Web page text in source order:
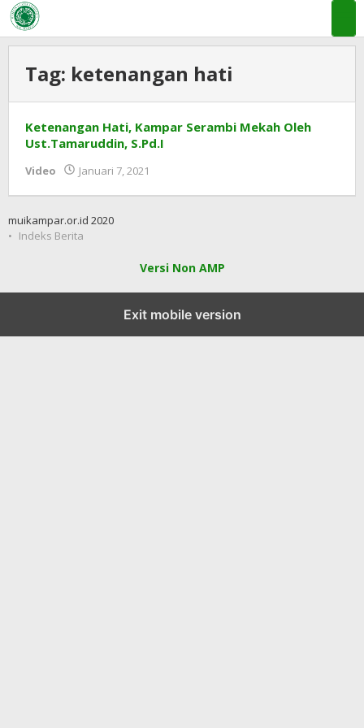
Lewati
ke
konten
Tag: ketenangan hati
Ketenangan Hati, Kampar Serambi Mekah Oleh
Ust.Tamaruddin, S.Pd.I
Video Januari 7, 2021
KAB
muikampar.or.id 2020
Indeks Berita
Versi Non AMP
Exit mobile version